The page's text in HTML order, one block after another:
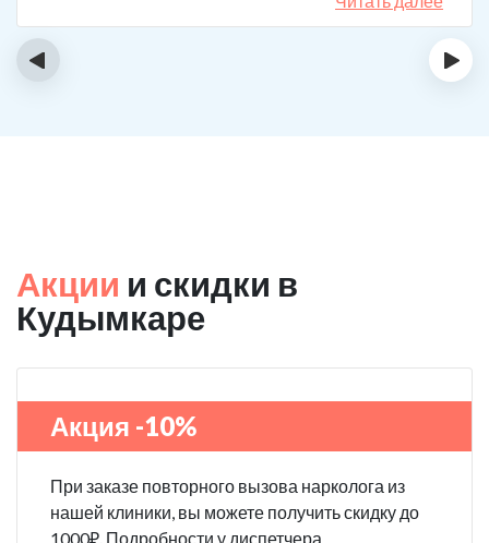
‹ ›
Акции и скидки в
Кудымкаре
Акция -10%
При заказе повторного вызова нарколога из
нашей клиники, вы можете получить скидку до
1000₽. Подробности у диспетчера